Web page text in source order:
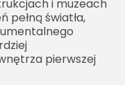
i muzeach
pełną światła,
pierwszej